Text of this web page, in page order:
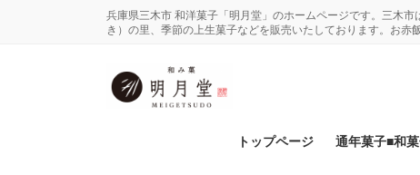
兵庫県三木市 和洋菓子「明月堂」のホームページです。三木
き）の里、季節の上生菓子などを販売いたしております。お赤
トップページ 通年菓子■和